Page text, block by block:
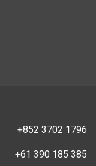
+852 3702 1796
+61 390 185 385